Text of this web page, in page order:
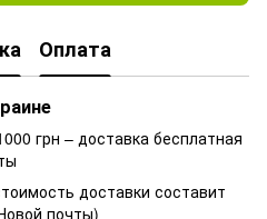
Оплата
грн – доставка бесплатная
доставки составит
почты)